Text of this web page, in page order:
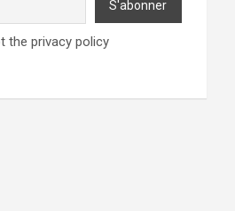
the privacy policy